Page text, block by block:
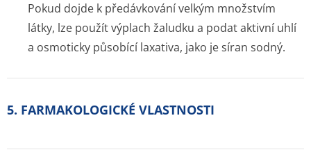
Pokud dojde k předávkování velkým množstvím
látky, lze použít výplach žaludku a podat aktivní uhlí
a osmoticky působící laxativa, jako je síran sodný.
5. FARMAKOLOGICKÉ VLASTNOSTI